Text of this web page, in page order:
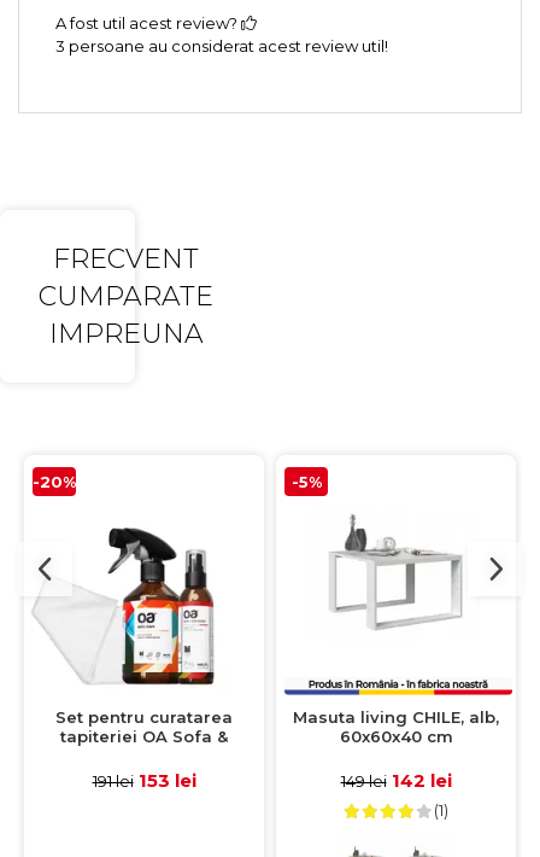
A fost util acest review?
3 persoane au considerat acest review util!
FRECVENT
CUMPARATE
IMPREUNA
-20%
Set pentru curatarea
tapiteriei OA Sofa &
Laveta din microfibra
191 lei 153 lei
-5%
Masuta living CHILE, alb,
60x60x40 cm
149 lei 142 lei
(1)